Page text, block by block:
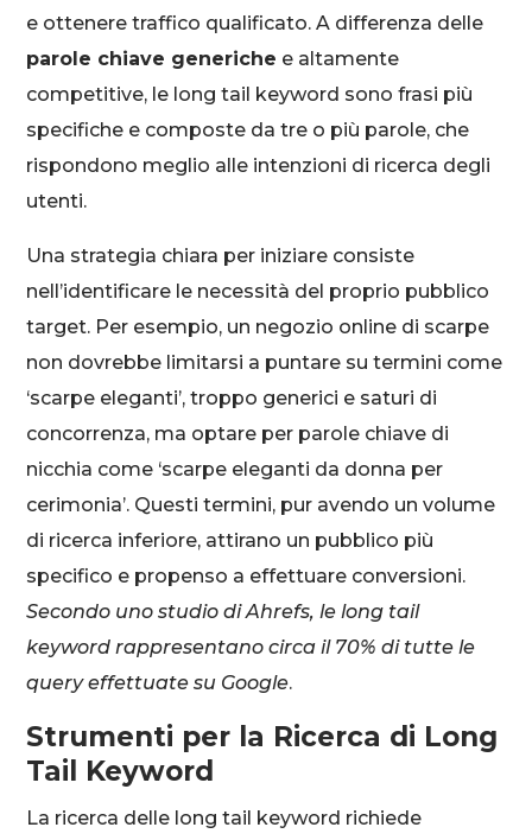
e ottenere traffico qualificato. A differenza delle
parole chiave generiche e altamente
competitive, le long tail keyword sono frasi più
specifiche e composte da tre o più parole, che
rispondono meglio alle intenzioni di ricerca degli
utenti.
Una strategia chiara per iniziare consiste
nell’identificare le necessità del proprio pubblico
target. Per esempio, un negozio online di scarpe
non dovrebbe limitarsi a puntare su termini come
‘scarpe eleganti’, troppo generici e saturi di
concorrenza, ma optare per parole chiave di
nicchia come ‘scarpe eleganti da donna per
cerimonia’. Questi termini, pur avendo un volume
di ricerca inferiore, attirano un pubblico più
specifico e propenso a effettuare conversioni.
Secondo uno studio di Ahrefs, le long tail
keyword rappresentano circa il 70% di tutte le
query effettuate su Google.
Strumenti per la Ricerca di Long
Tail Keyword
La ricerca delle long tail keyword richiede